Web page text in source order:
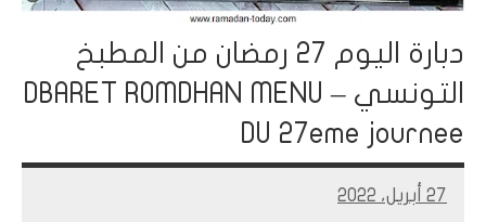
دبارة اليوم 27 رمضان من المطبخ
التونسي – DBARET ROMDHAN MENU
DU 27eme journee
27 أبريل، 2022
Mohamed